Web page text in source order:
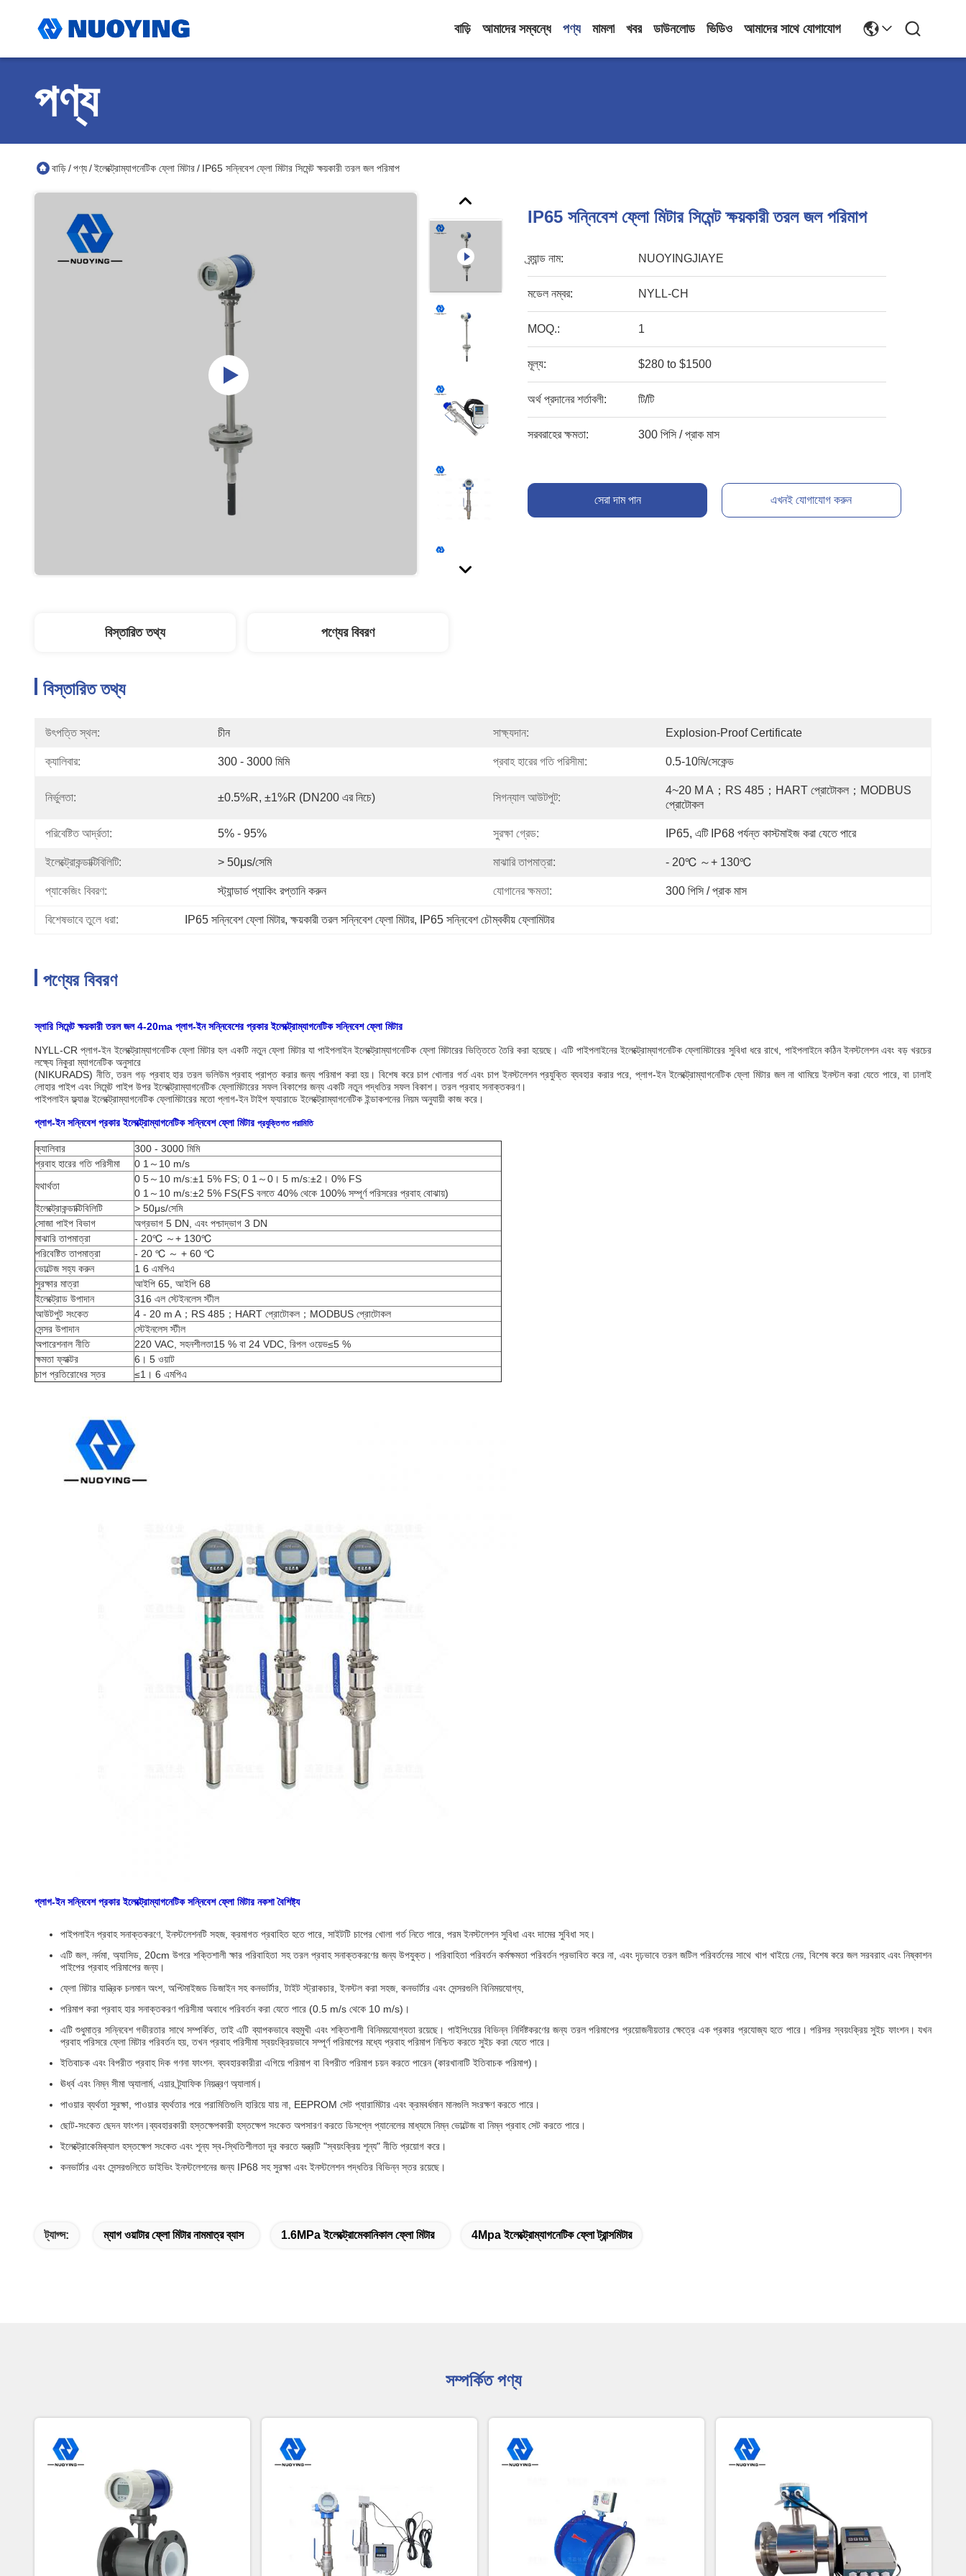
বাড়ি আমাদের সম্বন্ধে পণ্য মামলা খবর ডাউনলোড ভিডিও আমাদের সাথে যোগাযোগ
পণ্য
বাড়ি/পণ্য/ইলেক্ট্রোম্যাগনেটিক ফ্লো মিটার/ IP65 সন্নিবেশ ফ্লো মিটার সিমেন্ট ক্ষয়কারী তরল জল পরিমাপ
IP65 সন্নিবেশ ফ্লো মিটার সিমেন্ট ক্ষয়কারী তরল জল পরিমাপ
ব্র্যান্ড নাম: NUOYINGJIAYE
মডেল নম্বর: NYLL-CH
MOQ.: 1
মূল্য: $280 to $1500
অর্থ প্রদানের শর্তাবলী: টি/টি
সরবরাহের ক্ষমতা: 300 পিসি / প্রাক মাস
সেরা দাম পান এখনই যোগাযোগ করুন
বিস্তারিত তথ্য পণ্যের বিবরণ
বিস্তারিত তথ্য
উৎপত্তি স্থল: চীন সাক্ষ্যদান: Explosion-Proof Certificate
ক্যালিবার: 300 - 3000 মিমি প্রবাহ হারের গতি পরিসীমা: 0.5-10মি/সেকেন্ড
নির্ভুলতা: ±0.5%R, ±1%R (DN200 এর নিচে) সিগন্যাল আউটপুট:
4~20 M A；RS 485；HART প্রোটোকল；MODBUS
প্রোটোকল
পরিবেষ্টিত আর্দ্রতা: 5% - 95% সুরক্ষা গ্রেড: IP65, এটি IP68 পর্যন্ত কাস্টমাইজ করা যেতে পারে
ইলেক্ট্রোকন্ডাক্টিবিলিটি: > 50μs/সেমি মাঝারি তাপমাত্রা: - 20℃ ～+ 130℃
প্যাকেজিং বিবরণ: স্ট্যান্ডার্ড প্যাকিং রপ্তানি করুন যোগানের ক্ষমতা: 300 পিসি / প্রাক মাস
বিশেষভাবে তুলে ধরা: IP65 সন্নিবেশ ফ্লো মিটার, ক্ষয়কারী তরল সন্নিবেশ ফ্লো মিটার, IP65 সন্নিবেশ চৌম্বকীয় ফ্লোমিটার
পণ্যের বিবরণ
স্লারি সিমেন্ট ক্ষয়কারী তরল জল 4-20ma প্লাগ-ইন সন্নিবেশের প্রকার ইলেক্ট্রোম্যাগনেটিক সন্নিবেশ ফ্লো মিটার
NYLL-CR প্লাগ-ইন ইলেক্ট্রোম্যাগনেটিক ফ্লো মিটার হল একটি নতুন ফ্লো মিটার যা পাইপলাইন ইলেক্ট্রোম্যাগনেটিক ফ্লো মিটারের ভিত্তিতে তৈরি করা হয়েছে। এটি পাইপলাইনের ইলেক্ট্রোম্যাগনেটিক ফ্লোমিটারের সুবিধা ধরে রাখে, পাইপলাইনে কঠিন ইনস্টলেশন এবং বড় খরচের
লক্ষ্যে নিকুরা ম্যাগনেটিক অনুসারে
(NIKURADS) নীতি, তরল গড় প্রবাহ হার তরল ভলিউম প্রবাহ প্রাপ্ত করার জন্য পরিমাপ করা হয়। বিশেষ করে চাপ খোলার গর্ত এবং চাপ ইনস্টলেশন প্রযুক্তি ব্যবহার করার পরে, প্লাগ-ইন ইলেক্ট্রোম্যাগনেটিক ফ্লো মিটার জল না থামিয়ে ইনস্টল করা যেতে পারে, বা ঢালাই
লোহার পাইপ এবং সিমেন্ট পাইপ উপর ইলেক্ট্রোম্যাগনেটিক ফ্লোমিটারের সফল বিকাশের জন্য একটি নতুন পদ্ধতির সফল বিকাশ। তরল প্রবাহ সনাক্তকরণ।
পাইপলাইন ফ্ল্যাঞ্জ ইলেক্ট্রোম্যাগনেটিক ফ্লোমিটারের মতো প্লাগ-ইন টাইপ ফ্যারাডে ইলেক্ট্রোম্যাগনেটিক ইন্ডাকশনের নিয়ম অনুযায়ী কাজ করে।
প্লাগ-ইন সন্নিবেশ প্রকার ইলেক্ট্রোম্যাগনেটিক সন্নিবেশ ফ্লো মিটার প্রযুক্তিগত পরামিতি
ক্যালিবার
300 - 3000 মিমি
প্রবাহ হারের গতি পরিসীমা
0 1～10 m/s
যথার্থতা
0 5～10 m/s:±1 5% FS; 0 1～0। 5 m/s:±2। 0% FS
0 1～10 m/s:±2 5% FS(FS বলতে 40% থেকে 100% সম্পূর্ণ পরিসরের প্রবাহ বোঝায়)
ইলেক্ট্রোকন্ডাক্টিবিলিটি
> 50μs/সেমি
সোজা পাইপ বিভাগ
অগ্রভাগ 5 DN, এবং পশ্চাদ্ভাগ 3 DN
মাঝারি তাপমাত্রা
- 20℃ ～+ 130℃
পরিবেষ্টিত তাপমাত্রা
- 20 ℃ ～ + 60 ℃
ভোল্টেজ সহ্য করুন
1 6 এমপিএ
সুরক্ষার মাত্রা
আইপি 65, আইপি 68
ইলেক্ট্রোড উপাদান
316 এল স্টেইনলেস স্টীল
আউটপুট সংকেত
4 - 20 m A；RS 485；HART প্রোটোকল；MODBUS প্রোটোকল
সেন্সর উপাদান
স্টেইনলেস স্টীল
অপারেশনাল নীতি
220 VAC, সহনশীলতা15 % বা 24 VDC, রিপল ওয়েভ≤5 %
ক্ষমতা ফ্যাক্টর
6। 5 ওয়াট
চাপ প্রতিরোধের স্তর
≤1। 6 এমপিএ
প্লাগ-ইন সন্নিবেশ প্রকার ইলেক্ট্রোম্যাগনেটিক সন্নিবেশ ফ্লো মিটার নকশা বৈশিষ্ট্য
পাইপলাইন প্রবাহ সনাক্তকরণে, ইনস্টলেশনটি সহজ, ক্রমাগত প্রবাহিত হতে পারে, সাইটটি চাপের খোলা গর্ত নিতে পারে, পরম ইনস্টলেশন সুবিধা এবং দামের সুবিধা সহ।
এটি জল, নর্দমা, অ্যাসিড, 20cm উপরে শক্তিশালী ক্ষার পরিবাহিতা সহ তরল প্রবাহ সনাক্তকরণের জন্য উপযুক্ত। পরিবাহিতা পরিবর্তন কর্মক্ষমতা পরিবর্তন প্রভাবিত করে না, এবং দৃঢ়ভাবে তরল জটিল পরিবর্তনের সাথে খাপ খাইয়ে নেয়, বিশেষ করে জল সরবরাহ এবং নিষ্কাশন
পাইপের প্রবাহ পরিমাপের জন্য।
ফ্লো মিটার যান্ত্রিক চলমান অংশ, অপ্টিমাইজড ডিজাইন সহ কনভার্টার, টাইট স্ট্রাকচার, ইনস্টল করা সহজ, কনভার্টার এবং সেন্সরগুলি বিনিময়যোগ্য,
পরিমাপ করা প্রবাহ হার সনাক্তকরণ পরিসীমা অবাধে পরিবর্তন করা যেতে পারে (0.5 m/s থেকে 10 m/s)।
এটি শুধুমাত্র সন্নিবেশ গভীরতার সাথে সম্পর্কিত, তাই এটি ব্যাপকভাবে বহুমুখী এবং শক্তিশালী বিনিময়যোগ্যতা রয়েছে। পাইপিংয়ের বিভিন্ন নির্দিষ্টকরণের জন্য তরল পরিমাপের প্রয়োজনীয়তার ক্ষেত্রে এক প্রকার প্রযোজ্য হতে পারে। পরিসর স্বয়ংক্রিয় সুইচ ফাংশন। যখন
প্রবাহ পরিসরে ফ্লো মিটার পরিবর্তন হয়, তখন প্রবাহ পরিসীমা স্বয়ংক্রিয়ভাবে সম্পূর্ণ পরিমাপের মধ্যে প্রবাহ পরিমাপ নিশ্চিত করতে সুইচ করা যেতে পারে।
ইতিবাচক এবং বিপরীত প্রবাহ দিক গণনা ফাংশন. ব্যবহারকারীরা এগিয়ে পরিমাপ বা বিপরীত পরিমাপ চয়ন করতে পারেন (কারখানাটি ইতিবাচক পরিমাপ)।
ঊর্ধ্ব এবং নিম্ন সীমা অ্যালার্ম, এয়ার ট্র্যাফিক নিয়ন্ত্রণ অ্যালার্ম।
পাওয়ার ব্যর্থতা সুরক্ষা, পাওয়ার ব্যর্থতার পরে পরামিতিগুলি হারিয়ে যায় না, EEPROM সেট প্যারামিটার এবং ক্রমবর্ধমান মানগুলি সংরক্ষণ করতে পারে।
ছোট-সংকেত ছেদন ফাংশন।ব্যবহারকারী হস্তক্ষেপকারী হস্তক্ষেপ সংকেত অপসারণ করতে ডিসপ্লে প্যানেলের মাধ্যমে নিম্ন ভোল্টেজ বা নিম্ন প্রবাহ সেট করতে পারে।
ইলেক্ট্রোকেমিক্যাল হস্তক্ষেপ সংকেত এবং শূন্য স্ব-স্থিতিশীলতা দূর করতে যন্ত্রটি "স্বয়ংক্রিয় শূন্য" নীতি প্রয়োগ করে।
কনভার্টার এবং সেন্সরগুলিতে ডাইভিং ইনস্টলেশনের জন্য IP68 সহ সুরক্ষা এবং ইনস্টলেশন পদ্ধতির বিভিন্ন স্তর রয়েছে।
ট্যাগ্স: ম্যাগ ওয়াটার ফ্লো মিটার নামমাত্র ব্যাস 1.6MPa ইলেক্ট্রোমেকানিকাল ফ্লো মিটার 4Mpa ইলেক্ট্রোম্যাগনেটিক ফ্লো ট্রান্সমিটার
সম্পর্কিত পণ্য